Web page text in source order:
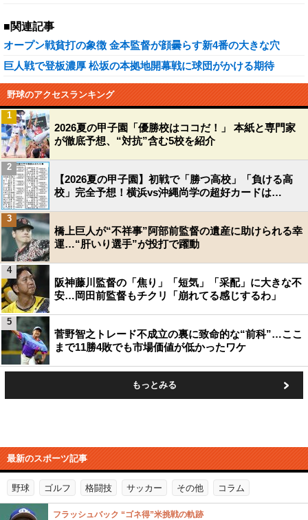
■関連記事
オープン戦貧打の象徴 金本監督が顔曇らす新4番の大きな穴
巨人戦で登板濃厚 松坂の本拠地開幕戦に球団がかける期待
野球のアクセスランキング
2026夏の甲子園「優勝校はココだ！」 本紙と専門家
が徹底予想、“対抗”含む5校を紹介
1
【2026夏の甲子園】初戦で「勝つ高校」「負ける高
校」完全予想！横浜vs沖縄尚学の超好カードは…
2
橋上巨人が“不祥事”阿部前監督の遺産に助けられる幸
運…“肝いり選手”が投打で躍動
3
阪神藤川監督の「焦り」「短気」「采配」に大きな不
安…岡田前監督もチクリ「崩れてる感じするわ」
4
菅野智之トレード不成立の裏に致命的な“前科”…ここ
まで11勝4敗でも市場価値が低かったワケ
5
もっとみる
最新のスポーツ記事
野球 ゴルフ 格闘技 サッカー その他 コラム
フラッシュバック “ゴネ得”米挑戦の軌跡